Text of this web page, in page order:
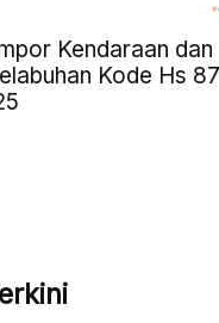
Kendaraan dan
Kode Hs 87